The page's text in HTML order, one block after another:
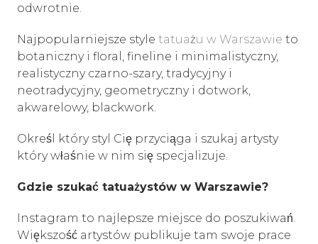
odwrotnie.
Najpopularniejsze style tatuażu w Warszawie to
botaniczny i floral, fineline i minimalistyczny,
realistyczny czarno-szary, tradycyjny i
neotradycyjny, geometryczny i dotwork,
akwarelowy, blackwork.
Określ który styl Cię przyciąga i szukaj artysty
który właśnie w nim się specjalizuje.
Gdzie szukać tatuażystów w Warszawie?
Instagram to najlepsze miejsce do poszukiwań.
Większość artystów publikuje tam swoje prace